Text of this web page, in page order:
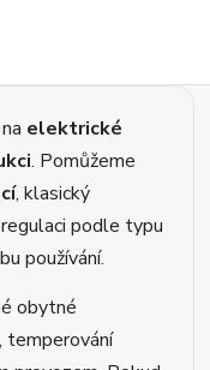
elektrické
. Pomůžeme
, klasický
podle typu
používání.
obytné
temperování